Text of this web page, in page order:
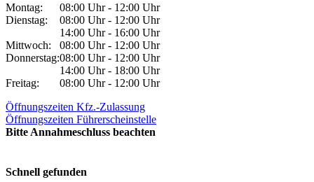
Montag:
08:00 Uhr - 12:00 Uhr
Dienstag:
08:00 Uhr - 12:00 Uhr
14:00 Uhr - 16:00 Uhr
Mittwoch:
08:00 Uhr - 12:00 Uhr
Donnerstag:08:00 Uhr - 12:00 Uhr
14:00 Uhr - 18:00 Uhr
Freitag:
08:00 Uhr - 12:00 Uhr
Öffnungszeiten Kfz.-Zulassung
Öffnungszeiten Führerscheinstelle
Bitte Annahmeschluss beachten
Schnell gefunden